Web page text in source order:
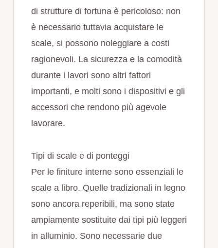
di strutture di fortuna è pericoloso: non
è necessario tuttavia acquistare le
scale, si possono noleggiare a costi
ragionevoli. La sicurezza e la comodità
durante i lavori sono altri fattori
importanti, e molti sono i dispositivi e gli
accessori che rendono più agevole
lavorare.
Tipi di scale e di ponteggi
Per le finiture interne sono essenziali le
scale a libro. Quelle tradizionali in legno
sono ancora reperibili, ma sono state
ampiamente sostituite dai tipi più leggeri
in alluminio. Sono necessarie due